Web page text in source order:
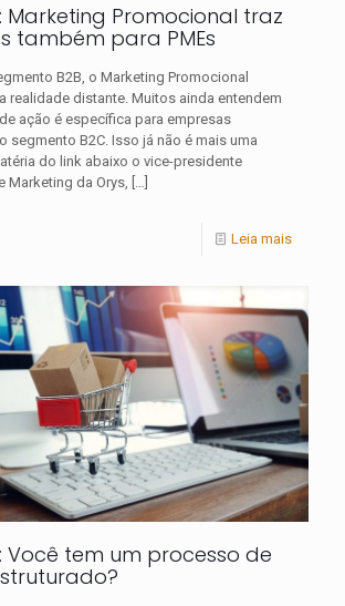
Marketing Promocional traz
também para PMEs
B2B, o Marketing Promocional
realidade distante. Muitos ainda entendem
ação é específica para empresas
segmento B2C. Isso já não é mais uma
do link abaixo o vice-presidente
Marketing da Orys,
Leia mais
Você tem um processo de